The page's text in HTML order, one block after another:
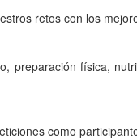
retos con los
preparación física,
como